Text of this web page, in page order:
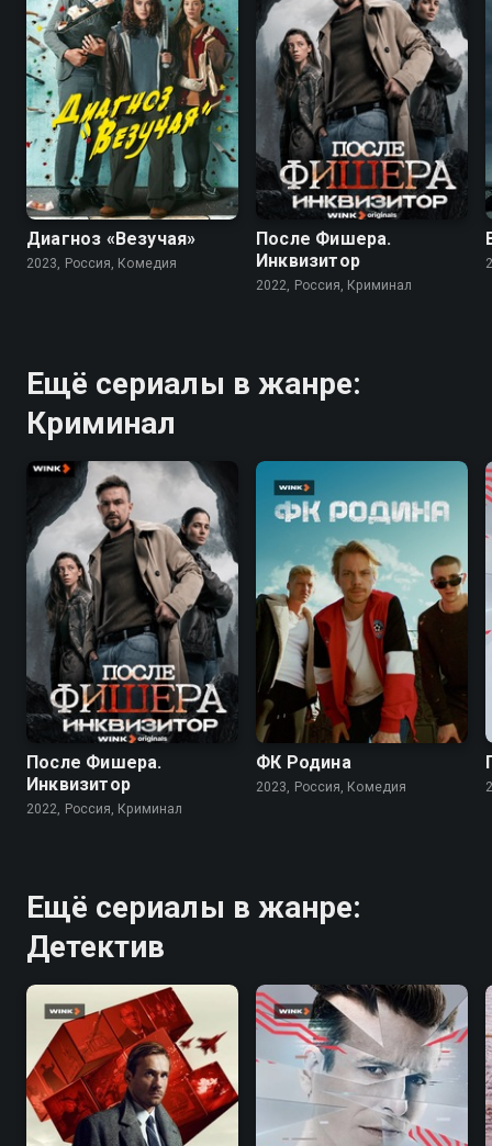
7.4
Диагноз «Везучая»
2023, Россия, Комедия
7.9 6.8
После Фишера.
Инквизитор
2022, Россия, Криминал
Ещё сериалы в жанре:
Криминал
7.9 6.8
После Фишера.
Инквизитор
2022, Россия, Криминал
6.8
ФК Родина
2023, Россия, Комедия
Ещё сериалы в жанре:
Детектив